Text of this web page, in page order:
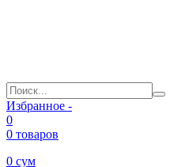
Избранное -
0
0 товаров
0 сум